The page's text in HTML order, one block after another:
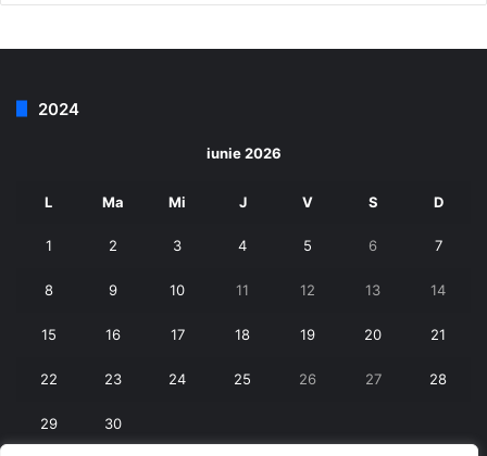
2024
iunie 2026
L Ma Mi J V S D
1 2 3 4 5 6 7
8 9 10 11 12 13 14
15 16 17 18 19 20 21
22 23 24 25 26 27 28
29 30